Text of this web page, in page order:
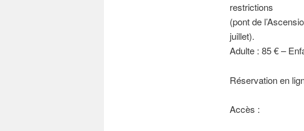
restrictions
(pont de
juillet).
Adulte : 85 € –
Réservation en
Accès :